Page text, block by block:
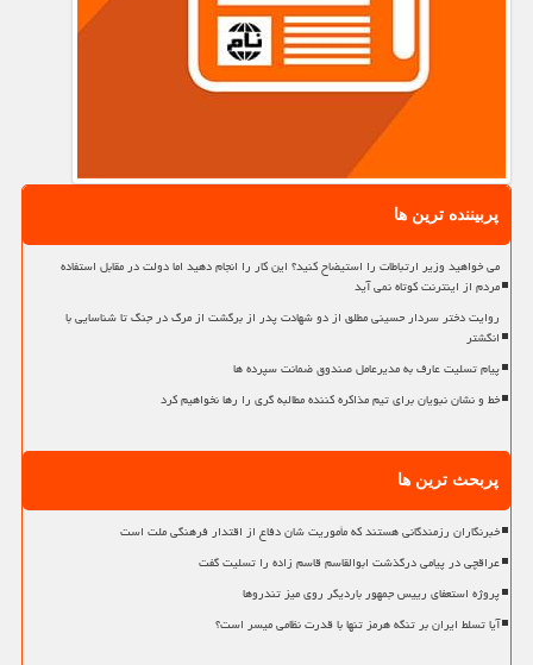
پربیننده ترین ها
می خواهید وزیر ارتباطات را استیضاح کنید؟ این کار را انجام دهید اما دولت در مقابل استفاده
مردم از اینترنت کوتاه نمی آید
روایت دختر سردار حسینی مطلق از دو شهادت پدر از برگشت از مرگ در جنگ تا شناسایی با
انگشتر
پیام تسلیت عارف به مدیرعامل صندوق ضمانت سپرده ها
خط و نشان نبویان برای تیم مذاکره کننده مطالبه گری را رها نخواهیم کرد
پربحث ترین ها
خبرنگاران رزمندگانی هستند که مأموریت شان دفاع از اقتدار فرهنگی ملت است
عراقچی در پیامی درگذشت ابوالقاسم قاسم زاده را تسلیت گفت
پروژه استعفای رییس جمهور باردیگر روی میز تندروها
آیا تسلط ایران بر تنگه هرمز تنها با قدرت نظامی میسر است؟